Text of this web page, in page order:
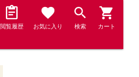
閲覧履歴 お気に入り 検索 カート